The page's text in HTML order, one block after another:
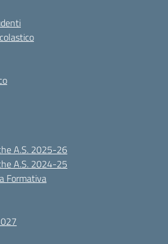
A.S. 2025-26
A.S. 2024-25
Formativa